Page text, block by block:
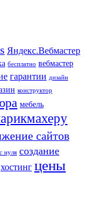
Яндекс.Вебмастер
бесплатно вебмастер
гарантии дизайн
конструктор
мебель
сайтов
с нуля создание
хостинг цены